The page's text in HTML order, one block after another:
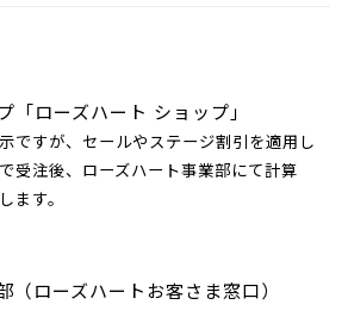
「ローズハート ショップ」
ですが、セールやステージ割引を適用し
受注後、ローズハート事業部にて計算
ます。
（ローズハートお客さま窓口）